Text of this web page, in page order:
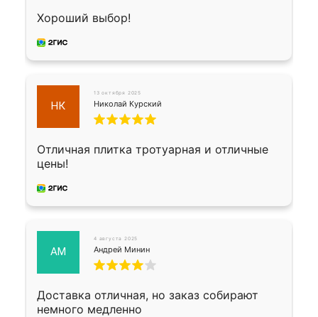
Хороший выбор!
НК
13 октября 2025
Николай Курский
Отличная плитка тротуарная и отличные
цены!
АМ
4 августа 2025
Андрей Минин
Доставка отличная, но заказ собирают
немного медленно